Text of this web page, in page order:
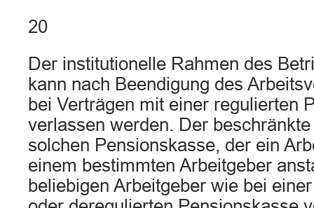
20
Der institutionelle Rahmen des
kann nach Beendigung des
bei Verträgen mit einer regulierten
verlassen werden. Der
solchen Pensionskasse, der ein
einem bestimmten Arbeitgeber
beliebigen Arbeitgeber wie bei